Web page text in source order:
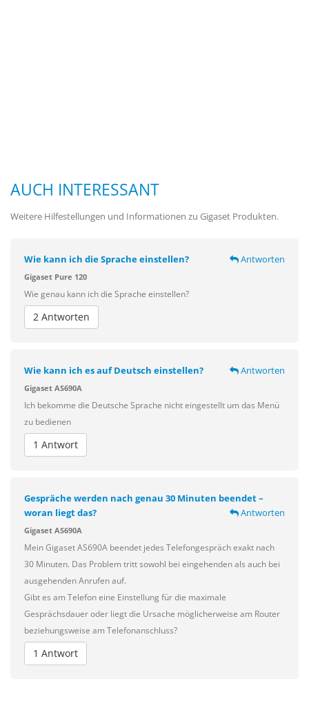
AUCH INTERESSANT
Weitere Hilfestellungen und Informationen zu Gigaset Produkten.
Wie kann ich die Sprache einstellen? Antworten
Gigaset Pure 120
Wie genau kann ich die Sprache einstellen?
2 Antworten
Wie kann ich es auf Deutsch einstellen? Antworten
Gigaset AS690A
Ich bekomme die Deutsche Sprache nicht eingestellt um das Menü
zu bedienen
1 Antwort
Gespräche werden nach genau 30 Minuten beendet –
woran liegt das?
Antworten
Gigaset AS690A
Mein Gigaset AS690A beendet jedes Telefongespräch exakt nach
30 Minuten. Das Problem tritt sowohl bei eingehenden als auch bei
ausgehenden Anrufen auf.
Gibt es am Telefon eine Einstellung für die maximale
Gesprächsdauer oder liegt die Ursache möglicherweise am Router
beziehungsweise am Telefonanschluss?
1 Antwort